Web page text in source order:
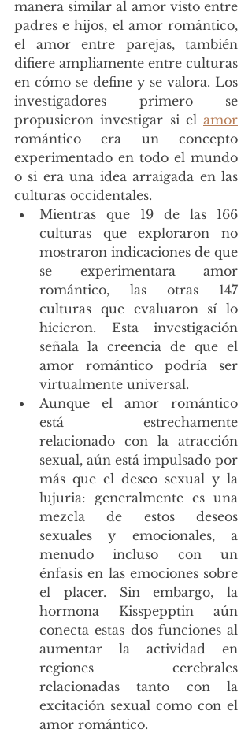
manera similar al amor visto entre
padres e hijos, el amor romántico,
el amor entre parejas, también
difiere ampliamente entre culturas
en cómo se define y se valora. Los
investigadores primero se
propusieron investigar si el amor
romántico era un concepto
experimentado en todo el mundo
o si era una idea arraigada en las
culturas occidentales.
Mientras que 19 de las 166
culturas que exploraron no
mostraron indicaciones de que
se experimentara amor
romántico, las otras 147
culturas que evaluaron sí lo
hicieron. Esta investigación
señala la creencia de que el
amor romántico podría ser
virtualmente universal.
Aunque el amor romántico
está estrechamente
relacionado con la atracción
sexual, aún está impulsado por
más que el deseo sexual y la
lujuria: generalmente es una
mezcla de estos deseos
sexuales y emocionales, a
menudo incluso con un
énfasis en las emociones sobre
el placer. Sin embargo, la
hormona Kisspepptin aún
conecta estas dos funciones al
aumentar la actividad en
regiones cerebrales
relacionadas tanto con la
excitación sexual como con el
amor romántico.